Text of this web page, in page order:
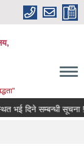
सम्बन्धी सूचना !!